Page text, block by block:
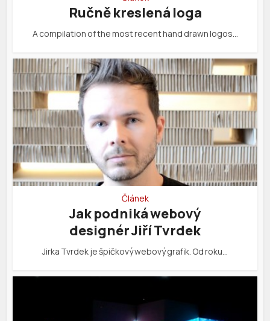
Ručně kreslená loga
A compilation of the most recent hand drawn logos…
Článek
Jak podniká webový
designér Jiří Tvrdek
Jirka Tvrdek je špičkový webový grafik. Od roku…